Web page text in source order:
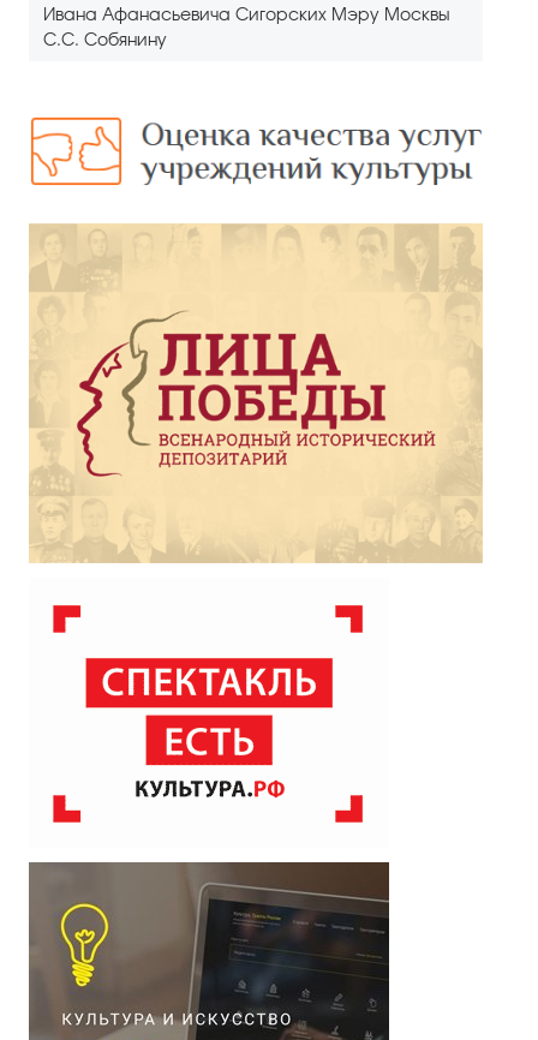
Ивана Афанасьевича Сигорских Мэру Москвы
С.С. Собянину